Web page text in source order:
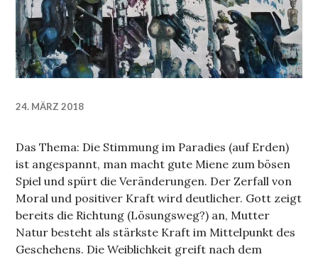
24. MÄRZ 2018
Das Thema: Die Stimmung im Paradies (auf Erden)
ist angespannt, man macht gute Miene zum bösen
Spiel und spürt die Veränderungen. Der Zerfall von
Moral und positiver Kraft wird deutlicher. Gott zeigt
bereits die Richtung (Lösungsweg?) an, Mutter
Natur besteht als stärkste Kraft im Mittelpunkt des
Geschehens. Die Weiblichkeit greift nach dem